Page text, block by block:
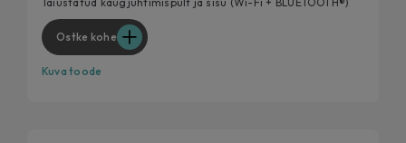
Optimeeri iga masinatäit
Ostke kohe
Kuva toode